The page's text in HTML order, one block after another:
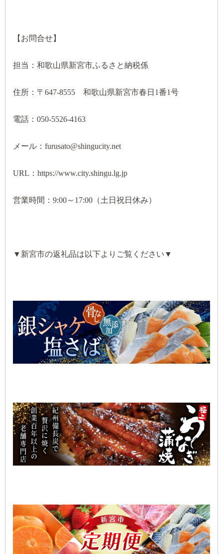
【お問合せ】
担当：和歌山県新宮市ふるさと納税係
住所：〒647-8555 和歌山県新宮市春日1番1号
電話：050-5526-4163
メール：furusato@shingucity.net
URL：https://www.city.shingu.lg.jp
営業時間：9:00～17:00（土日祝日休み）
▼新宮市の返礼品は以下よりご覧ください▼